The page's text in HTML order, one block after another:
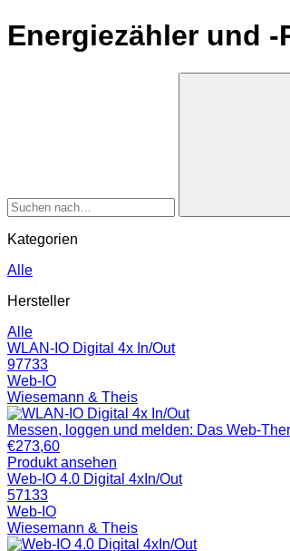
Energiezähler und -
Kategorien
Alle
Hersteller
Alle
WLAN-IO Digital 4x In/Out
97733
Web-IO
Wiesemann & Theis
Messen, loggen und melden: Das Web-
€273,60
Produkt ansehen
Web-IO 4.0 Digital 4xIn/Out
57133
Web-IO
Wiesemann & Theis